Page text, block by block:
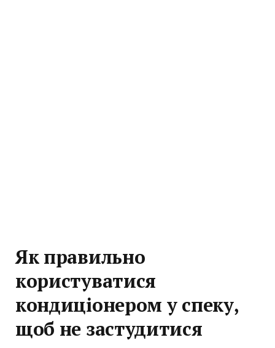
Як правильно
користуватися
кондиціонером у спеку,
щоб не застудитися